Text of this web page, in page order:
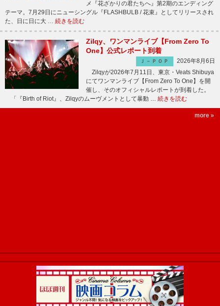
メ『花ざかりの君たちへ』第2期のエンディング
テーマ。7月29日にニューシングル『FLASHBULB / 花束』としてリリースされ
た、日に日に大 … 続きを読む
Zilqy、ワンマンライブ【From Zero To
One】公式レポート到着
Ｊ－ＰＯＰ
2026年8月6日
Zilqyが2026年7月11日、東京・Veats Shibuya
にてワンマンライブ【From Zero To One】を開
催し、そのオフィシャルレポートが到着した。
「『Birth of Riot』、Zilqyのムーヴメントとして暴動 … 続きを読む
more »